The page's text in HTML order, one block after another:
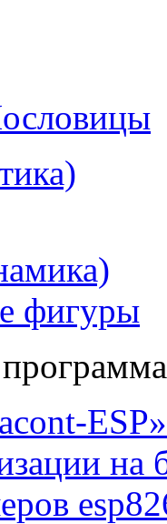
фигуры